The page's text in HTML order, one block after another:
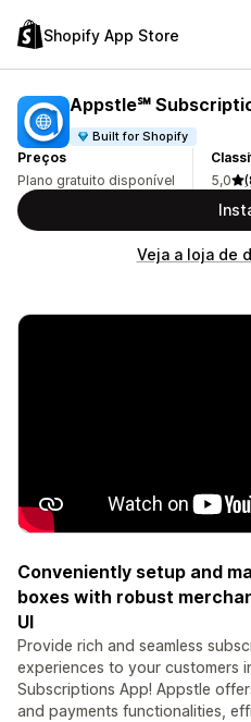
Shopify App Store
Appstle℠
Built for Shopify
Preços
Plano gratuito disponível
5,0
Veja a loja de
Conveniently setup and
boxes with robust
UI
Provide rich and seamless
experiences to your customers
Subscriptions App! Appstle
and payments functionalities,